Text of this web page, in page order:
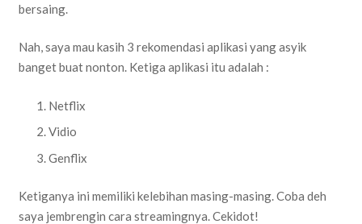
bersaing.
Nah, saya mau kasih 3 rekomendasi aplikasi yang asyik
banget buat nonton. Ketiga aplikasi itu adalah :
Netflix
Vidio
Genflix
Ketiganya ini memiliki kelebihan masing-masing. Coba deh
saya jembrengin cara streamingnya. Cekidot!